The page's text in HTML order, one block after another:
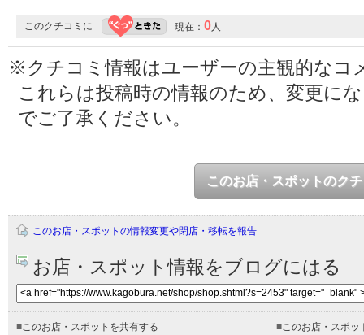
このクチコミに 現在： 0 人
※クチコミ情報はユーザーの主観的なコ
これらは投稿時の情報のため、変更に
でご了承ください。
このお店・スポットのク
このお店・スポットの情報変更や閉店・移転を報告
お店・スポット情報をブログにはる
■ このお店・スポットを共有する ■ このお店・スポ